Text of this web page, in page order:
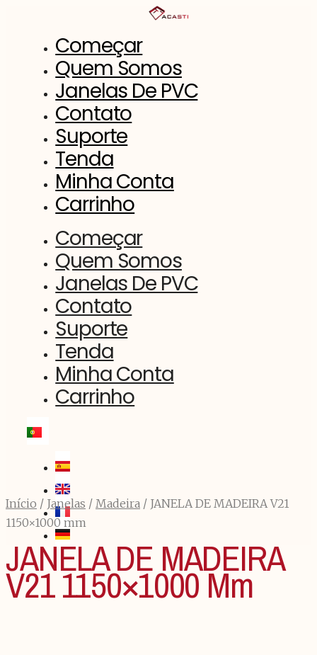
conteúdo
Começar
Quem Somos
Janelas De PVC
Contato
Suporte
Tenda
Minha Conta
Carrinho
Começar
Quem Somos
Janelas De PVC
Contato
Suporte
Tenda
Minha Conta
Carrinho
Início / Janelas / Madeira / JANELA DE MADEIRA V21
1150×1000 mm
JANELA DE MADEIRA
V21 1150×1000 Mm